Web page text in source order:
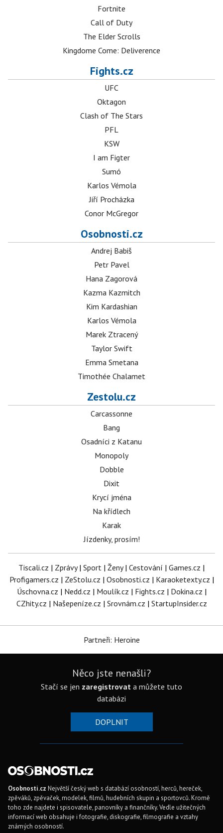
Fortnite
Call of Duty
The Elder Scrolls
Kingdome Come: Deliverence
Fights.cz
UFC
Oktagon
Clash of The Stars
PFL
KSW
I am Figter
Sumó
Karlos Vémola
Jiří Procházka
Conor McGregor
Osobnosti.cz
Andrej Babiš
Petr Pavel
Hana Zagorová
Kazma Kazmitch
Kim Kardashian
Karlos Vémola
Marek Ztracený
Taylor Swift
Emma Smetana
Timothée Chalamet
Zestolu.cz
Carcassonne
Bang
Osadníci z Katanu
Monopoly
Dobble
Dixit
Krycí jména
Na křídlech
Karak
Jízdenky, prosím!
Tiscali.cz | Zprávy| Sport | Ženy| Cestování | Games.cz |
Profigamers.cz | ZeStolu.cz | Osobnosti.cz | Karaoketexty.cz |
Úschovna.cz | Nedd.cz | Moulík.cz | Fights.cz | Dokina.cz |
CZhity.cz | Našepeníze.cz | Srovnám.cz | StartupInsider.cz
Partneři: Heroine
Něco jste nenašli?
Stačí se jen zaregistrovat a můžete tuto
databázi
DOPLNIT
Osobnosti.cz Největší český web s databází osobností, herců, hereček,
zpěváků, zpěvaček, modelek, filmů, hudebních skupin a sportovců. Kromě
toho zde najdete i spisovatele, panovníky a finančníky. Vedle užitečných
informací web obsahuje i fotografie, diskografie, filmografie a vztahy
známých osobností.